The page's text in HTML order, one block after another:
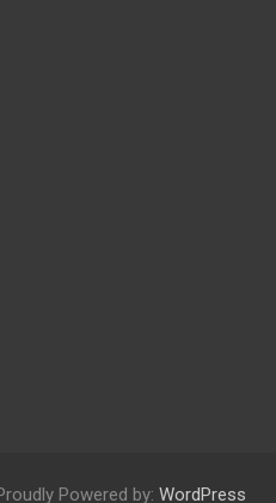
Powered by: WordPress